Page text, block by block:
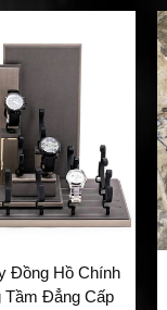
Đồng Hồ Chính
Tầm Đẳng Cấp